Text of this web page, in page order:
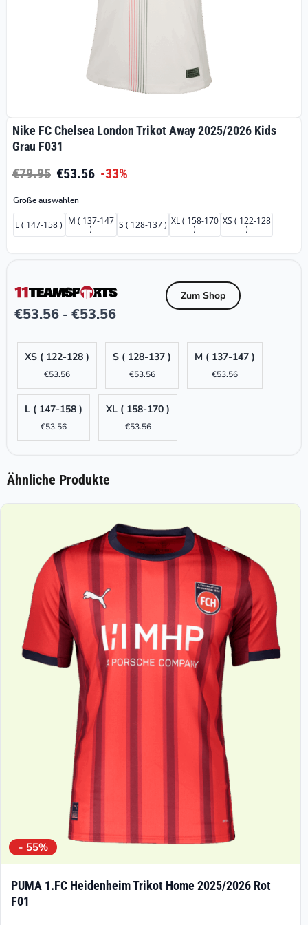
Nike FC Chelsea London Trikot Away 2025/2026 Kids
Grau F031
€79.95 €53.56 -33%
Größe auswählen
L ( 147-158 ) M ( 137-147
) S ( 128-137 ) XL ( 158-170
)
XS ( 122-128
)
€53.56 - €53.56
Zum Shop
XS ( 122-128 )
€53.56
S ( 128-137 )
€53.56
M ( 137-147 )
€53.56
L ( 147-158 )
€53.56
XL ( 158-170 )
€53.56
Ähnliche Produkte
- 55%
PUMA 1.FC Heidenheim Trikot Home 2025/2026 Rot
F01